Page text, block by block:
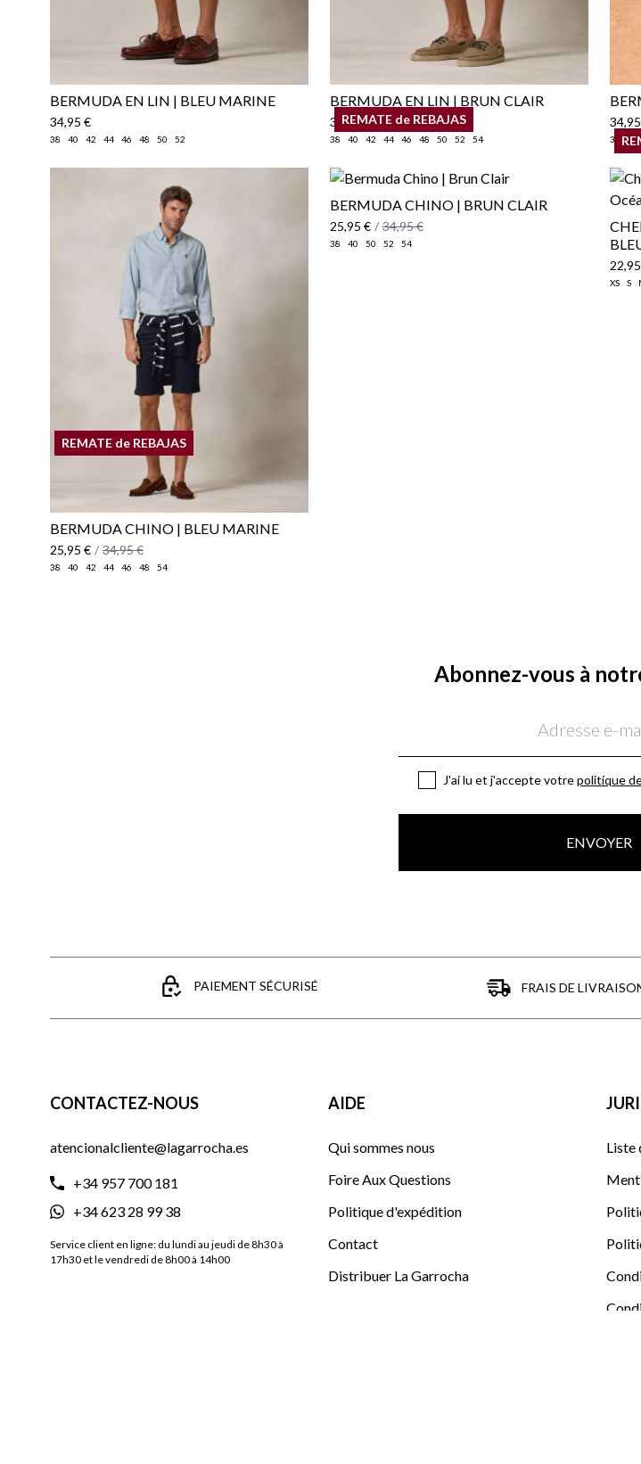
BERMUDA EN LIN | BLEU MARINE
34,95 €
38 40 42 44 46 48 50 52
BERMUDA EN LIN | BRUN CLAIR
34,95 €
38 40 42 44 46 48 50 52 54 38 40
REMATE de REBAJAS
BERMUDA CHINO | BLEU MARINE
25,95 € / 34,95 €
38 40 42 44 46 48 54
REMATE de REBAJAS
BERMUDA CHINO | BRUN CLAIR
25,95 € / 34,95 €
38 40 50 52 54
XS S
Abonnez-vous à
J'ai lu et j'accepte votrepolitique
ENVOYER
PAIEMENT SÉCURISÉ FRAIS DE
CONTACTEZ-NOUS
atencionalcliente@lagarrocha.es
+34 957 700 181
+34 623 28 99 38
Service client en ligne: du lundi au jeudi de 8h30 à
17h30 et le vendredi de 8h00 à 14h00
AIDE
Qui sommes nous
Foire Aux Questions
Politique d'expédition
Contact
Distribuer La Garrocha
Liste